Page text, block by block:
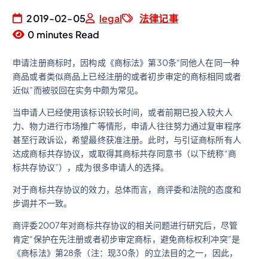
2019-02-05 legal
法律记事
0 minutes Read
申请注册商标时，因构成《商标法》第30条“同他人在同一种
商品或者类似商品上已经注册的或者初步审定的商标相同或者
近似”而被驳回在实务中颇为常见。
当申请人已经使用该标识较长时间，或者前期已投入较大人
力、物力进行市场推广等情形，申请人往往努力通过复审程序
甚至行政诉讼，希望最终获准注册。此时，与引证商标所有人
达成商标共存协议，或取得其商标共存同意书（以下统称“商
标共存协议”），成为很多申请人的选择。
对于商标共存协议的效力，总体而言，商评委和法院的态度和
步调并不一致。
商评委2007年对商标共存协议的相关问题进行研究后，尽管
肯定“保护在先注册或者初步审定商标，避免商标权利冲突”是
《商标法》第28条（注：现30条）的立法目的之一，因此，